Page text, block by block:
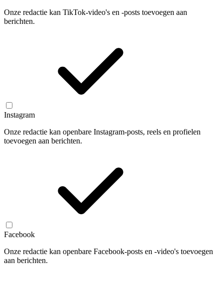
Onze redactie kan TikTok-video's en -posts toevoegen aan
berichten.
Instagram
Onze redactie kan openbare Instagram-posts, reels en profielen
toevoegen aan berichten.
Facebook
Onze redactie kan openbare Facebook-posts en -video's toevoegen
aan berichten.